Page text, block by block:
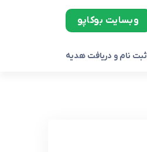
وبسایت بوکاپو
ثبت نام و دریافت هدیه